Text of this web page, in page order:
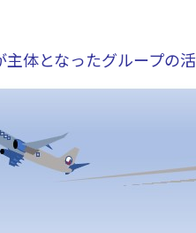
体となったグループの活